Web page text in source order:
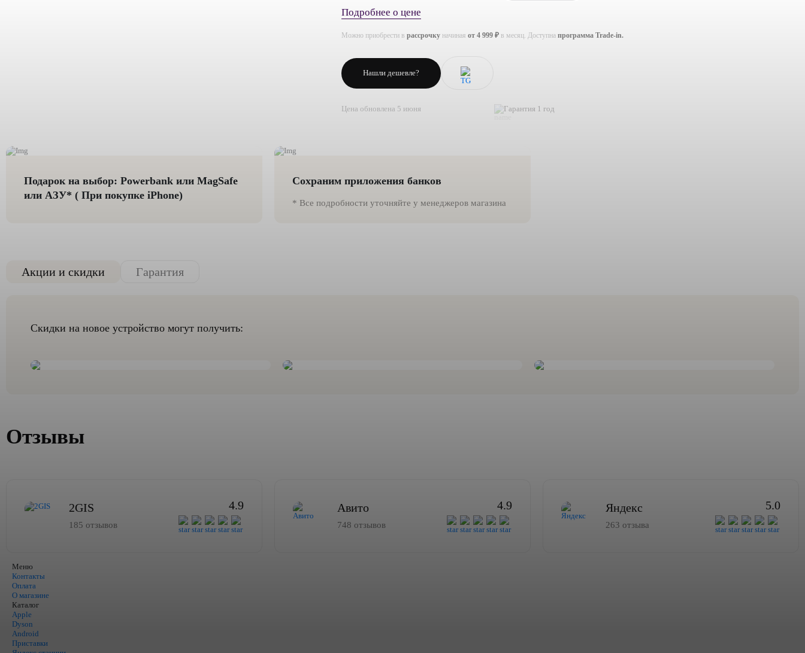
Подробнее о цене
Можно приобрести в рассрочку начиная от 4 999 ₽ в месяц. Доступна программа Trade-in.
Нашли дешевле?
Цена обновлена 5 июня Гарантия 1 год
Подарок на выбор: Powerbank или MagSafe
или AЗУ* ( При покупке iPhone)
Сохраним приложения банков
* Все подробности уточняйте у менеджеров магазина
Акции и скидки Гарантия
Скидки на новое устройство могут получить:
Отзывы
2GIS
185 отзывов
4.9 Авито
748 отзывов
4.9 Яндекс
263 отзыва
5.0
Меню
Контакты
Оплата
О магазине
Каталог
Apple
Dyson
Android
Приставки